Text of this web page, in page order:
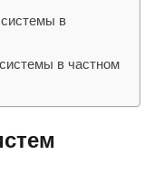
в
в частном